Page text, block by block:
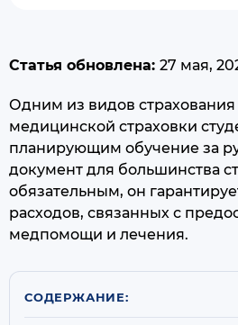
Статья обновлена: 27 мая,
Одним из видов страхования
медицинской страховки
планирующим обучение за
документ для большинства
обязательным, он
расходов, связанных с
медпомощи и лечения.
СОДЕРЖАНИЕ: